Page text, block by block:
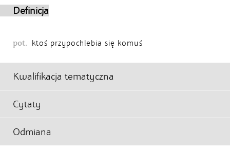
Autorzy
Definicja
pot. ktoś przypochlebia się komuś
Kwalifikacja tematyczna
Cytaty
Odmiana